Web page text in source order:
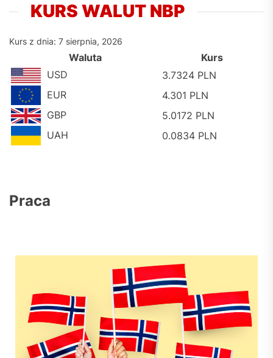
KURS WALUT NBP
Kurs z dnia: 7 sierpnia, 2026
Waluta
Kurs
USD
3.7324 PLN
EUR
4.301 PLN
GBP
5.0172 PLN
UAH
0.0834 PLN
Praca